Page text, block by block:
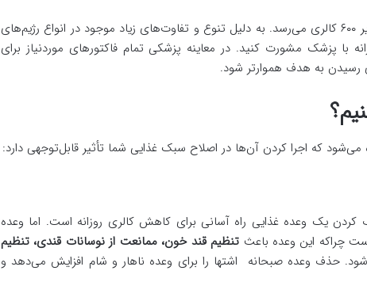
در رژیم لاغری بسیار کم‌کالری این مقدار به زیر ۶۰۰ کالری می‌رسد. به دلیل تنوع و تفاوت‌های زیاد موجود در انواع رژیم‌های
با پزشک مشورت کنید. در معاینه پزشکی تمام فاکتورهای موردنیاز برای
رسیدن به هدف هموارتر شود.
که اجرا کردن آن‌ها در اصلاح سبک غذایی شما تأثیر قابل‌توجهی دارد:
کردن یک وعده غذایی راه آسانی برای کاهش کالری روزانه است. اما وعده
چراکه این وعده باعث تنظیم قند خون، ممانعت از نوسانات قندی، تنظیم
حذف وعده صبحانه اشتها را برای وعده ناهار و شام افزایش می‌دهد و